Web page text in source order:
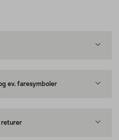
ev. faresymboler
returer